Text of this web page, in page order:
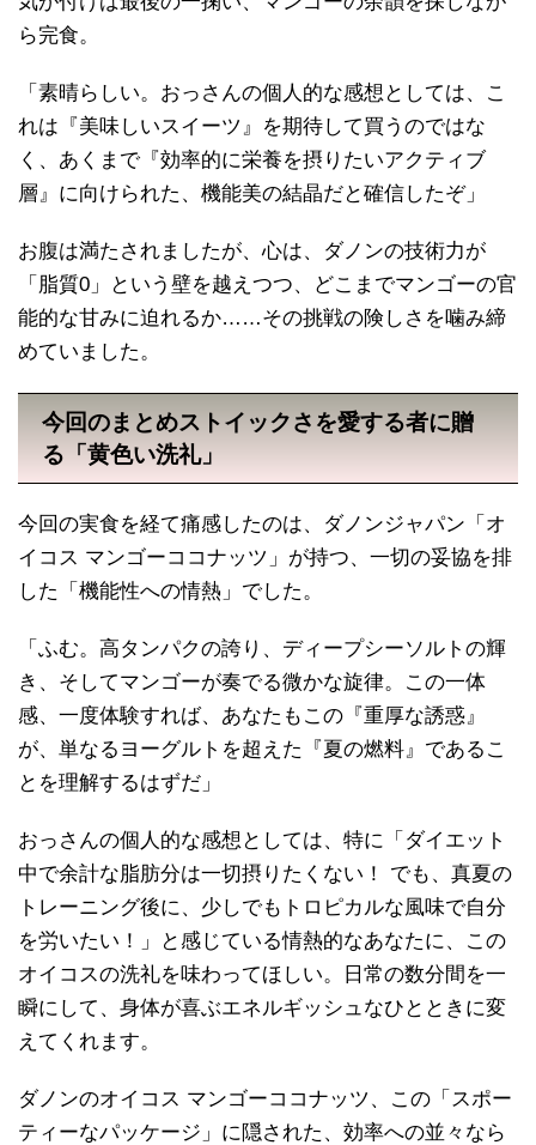
ら完食。
「素晴らしい。おっさんの個人的な感想としては、こ
れは『美味しいスイーツ』を期待して買うのではな
く、あくまで『効率的に栄養を摂りたいアクティブ
層』に向けられた、機能美の結晶だと確信したぞ」
お腹は満たされましたが、心は、ダノンの技術力が
「脂質0」という壁を越えつつ、どこまでマンゴーの官
能的な甘みに迫れるか……その挑戦の険しさを噛み締
めていました。
今回のまとめストイックさを愛する者に贈
る「黄色い洗礼」
今回の実食を経て痛感したのは、ダノンジャパン「オ
イコス マンゴーココナッツ」が持つ、一切の妥協を排
した「機能性への情熱」でした。
「ふむ。高タンパクの誇り、ディープシーソルトの輝
き、そしてマンゴーが奏でる微かな旋律。この一体
感、一度体験すれば、あなたもこの『重厚な誘惑』
が、単なるヨーグルトを超えた『夏の燃料』であるこ
とを理解するはずだ」
おっさんの個人的な感想としては、特に「ダイエット
中で余計な脂肪分は一切摂りたくない！ でも、真夏の
トレーニング後に、少しでもトロピカルな風味で自分
を労いたい！」と感じている情熱的なあなたに、この
オイコスの洗礼を味わってほしい。日常の数分間を一
瞬にして、身体が喜ぶエネルギッシュなひとときに変
えてくれます。
ダノンのオイコス マンゴーココナッツ、この「スポー
ティーなパッケージ」に隠された、効率への並々なら